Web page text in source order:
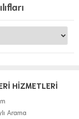
HİZMETLERİ
Arama